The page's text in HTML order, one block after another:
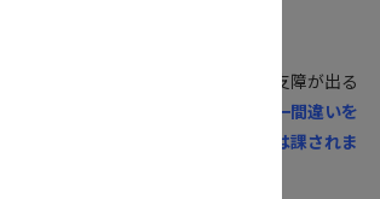
上に掲載されたままでは、業務に支障が出る
、
UGCはこまめにチェックし、万一間違いを
ールを、定めておく必要が企業には課されま